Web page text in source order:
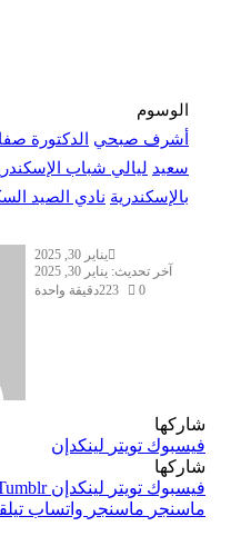
الوسوم
أشرف صبحي الدكتورة
سعيد ليالي شباب
بالإسكندرية نادي الصيد
يناير 30, 2025
آخر تحديث: يناير 30, 2025
0
223دقيقة واحدة
شاركها
فيسبوك تويتر لينكدإن
شاركها
فيسبوك تويتر لينكدإن
ماسنجر ماسنجر واتساب